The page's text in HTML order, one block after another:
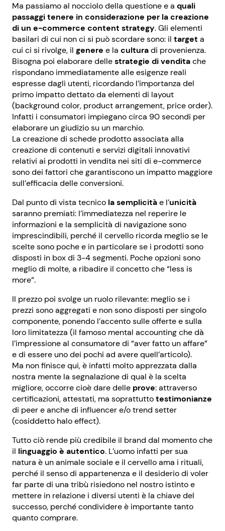
Ma passiamo al nocciolo della questione e a quali
passaggi tenere in considerazione per la creazione
di un e-commerce content strategy. Gli elementi
basilari di cui non ci si può scordare sono: il target a
cui ci si rivolge, il genere e la culturadi provenienza.
Bisogna poi elaborare dellestrategie di venditache
rispondano immediatamente alle esigenze reali
espresse dagli utenti, ricordando l’importanza del
primo impatto dettato da elementi di layout
(background color, product arrangement, price order).
Infatti i consumatori impiegano circa 90 secondi per
elaborare un giudizio su un marchio.
La creazione di schede prodotto associata alla
creazione di contenuti e servizi digitali innovativi
relativi ai prodotti in vendita nei siti di e-commerce
sono dei fattori che garantiscono un impatto maggiore
sull’efficacia delle conversioni.
Dal punto di vista tecnico la semplicitàe l’unicità
saranno premiati: l’immediatezza nel reperire le
informazioni e la semplicità di navigazione sono
imprescindibili, perché il cervello ricorda meglio se le
scelte sono poche e in particolare se i prodotti sono
disposti in box di 3-4 segmenti. Poche opzioni sono
meglio di molte, a ribadire il concetto che “less is
more”.
Il prezzo poi svolge un ruolo rilevante: meglio se i
prezzi sono aggregati e non sono disposti per singolo
componente, ponendo l’accento sulle offerte e sulla
loro limitatezza (il famoso mental accounting che dà
l’impressione al consumatore di “aver fatto un affare”
e di essere uno dei pochi ad avere quell’articolo).
Ma non finisce qui, è infatti molto apprezzata dalla
nostra mente la segnalazione di qual è la scelta
migliore, occorre cioè dare delle prove: attraverso
certificazioni, attestati, ma soprattuttotestimonianze
di peer e anche di influencer e/o trend setter
(cosiddetto halo effect).
Tutto ciò rende più credibile il brand dal momento che
il linguaggio è autentico. L’uomo infatti per sua
natura è un animale sociale e il cervello ama i rituali,
perché il senso di appartenenza e il desiderio di voler
far parte di una tribù risiedono nel nostro istinto e
mettere in relazione i diversi utenti è la chiave del
successo, perché condividere è importante tanto
quanto comprare.